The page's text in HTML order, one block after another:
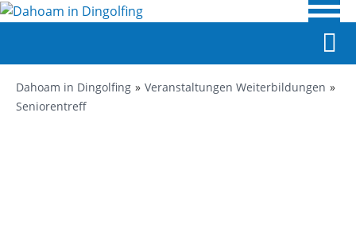
Dahoam in Dingolfing
Veranstaltungen Weiterbildungen
Seniorentreff